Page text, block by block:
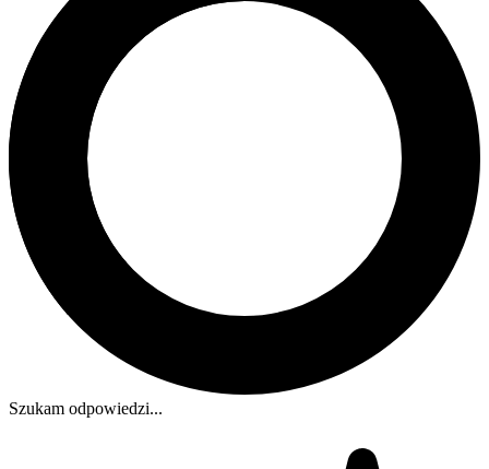
Szukam odpowiedzi...